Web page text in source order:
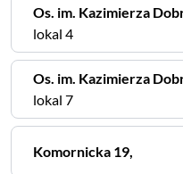
Os. im. Kazimierza
lokal 4
Os. im. Kazimierza
lokal 7
Komornicka 19,